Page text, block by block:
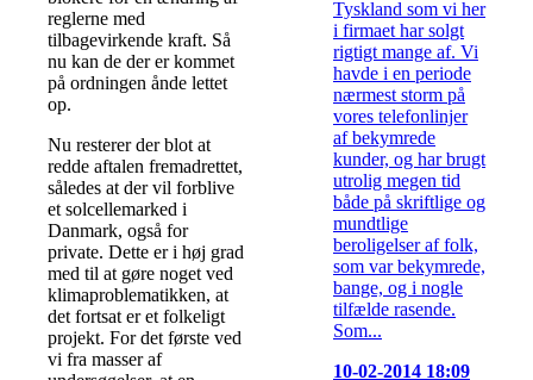
reglerne med
tilbagevirkende kraft. Så
nu kan de der er kommet
på ordningen ånde lettet
op.
Nu resterer der blot at
redde aftalen fremadrettet,
således at der vil forblive
et solcellemarked i
Danmark, også for
private. Dette er i høj grad
med til at gøre noget ved
klimaproblematikken, at
det fortsat er et folkeligt
projekt. For det første ved
vi fra masser af
Tyskland som vi her
i firmaet har solgt
rigtigt mange af. Vi
havde i en periode
nærmest storm på
vores telefonlinjer
af bekymrede
kunder, og har brugt
utrolig megen tid
både på skriftlige og
mundtlige
beroligelser af folk,
som var bekymrede,
bange, og i nogle
tilfælde rasende.
Som...
10-02-2014 18:09